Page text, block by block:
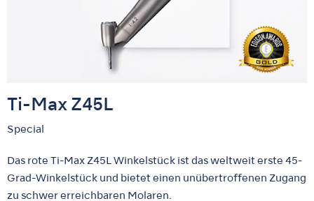
Ti-Max Z45L
Special
Das rote Ti-Max Z45L Winkelstück ist das weltweit erste 45-
Grad-Winkelstück und bietet einen unübertroffenen Zugang
zu schwer erreichbaren Molaren.